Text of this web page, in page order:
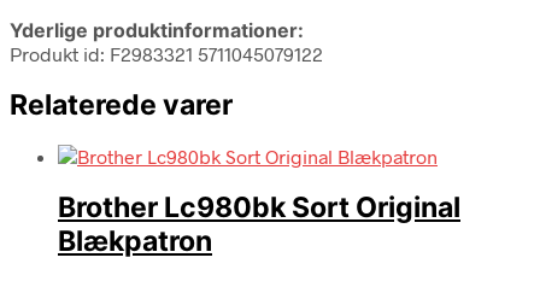
Yderlige produktinformationer:
Produkt id: F2983321 5711045079122
Relaterede varer
Brother Lc980bk Sort Original
Blækpatron